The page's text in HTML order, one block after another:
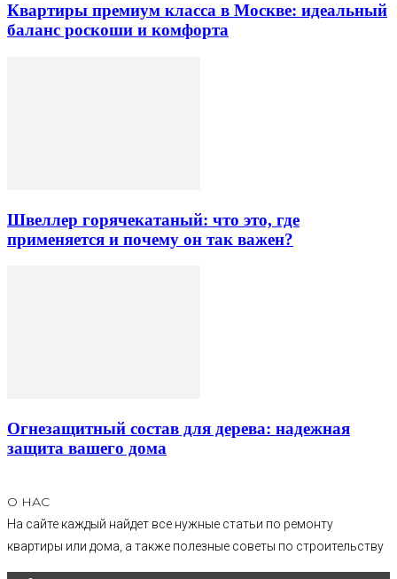
Квартиры премиум класса в Москве: идеальный
баланс роскоши и комфорта
Швеллер горячекатаный: что это, где
применяется и почему он так важен?
Огнезащитный состав для дерева: надежная
защита вашего дома
О НАС
На сайте каждый найдет все нужные статьи по ремонту
квартиры или дома, а также полезные советы по строительству